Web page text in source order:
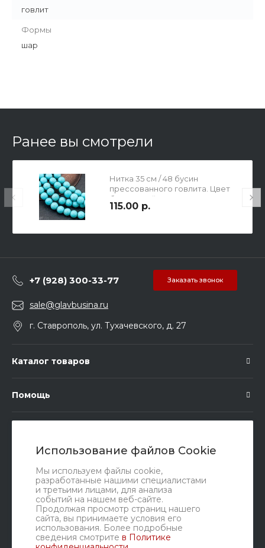
Использование файлов Cookie
Мы используем файлы cookie,
разработанные нашими специалистами
и третьими лицами, для анализа
событий на нашем веб-сайте.
Продолжая просмотр страниц нашего
сайта, вы принимаете условия его
использования. Более подробные
сведения смотрите в Политике
говлит
Формы
шар
Ранее вы смотрели
Нитка 35 см / 48 бусин
прессованного говлита. Цвет
бирюзовый, р-р 8х7.5мм, отв-е
1мм.
115.00 р.
+7 (928) 300-33-77 Заказать звонок
sale@glavbusina.ru
г. Ставрополь, ул. Тухачевского, д. 27
Каталог товаров
Помощь